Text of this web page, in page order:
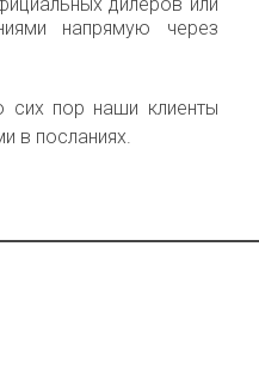
напрямую через
пор наши клиенты
в посланиях.